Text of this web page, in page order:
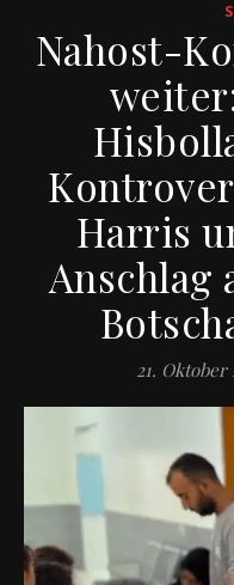
Nahost-
Harris
Anschlag
21. Oktober